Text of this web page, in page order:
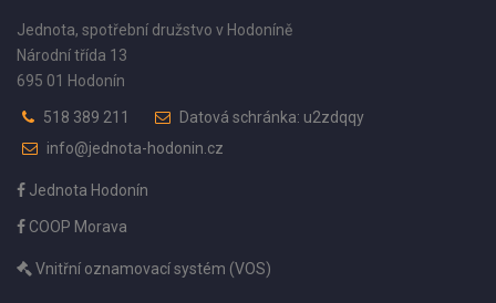
Jednota, spotřební družstvo v Hodoníně
Národní třída 13
695 01 Hodonín
518 389 211
Datová schránka: u2zdqqy
info@jednota-hodonin.cz
Jednota Hodonín
COOP Morava
Vnitřní oznamovací systém (VOS)